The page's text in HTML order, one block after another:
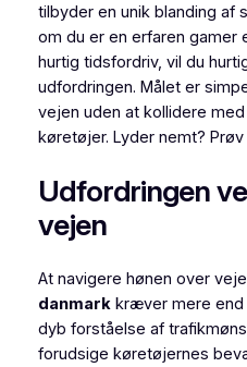
tilbyder en unik blanding af
om du er en erfaren gamer
hurtig tidsfordriv, vil du
udfordringen. Målet er
vejen uden at kollidere
køretøjer. Lyder nemt? Prøv
Udfordringen
vejen
At navigere hønen over
danmarkkræver mere end
dyb forståelse af
forudsige køretøjernes